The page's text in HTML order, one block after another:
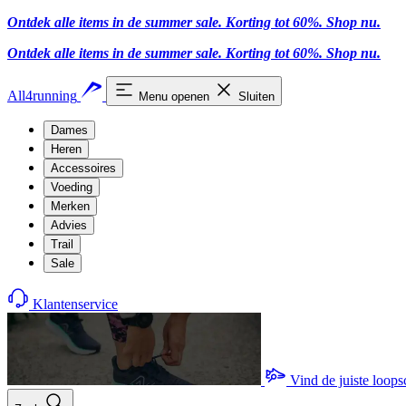
Ontdek alle items in de summer sale. Korting tot 60%. Shop nu.
Ontdek alle items in de summer sale. Korting tot 60%. Shop nu.
All4running Menu openen Sluiten
Dames
Heren
Accessoires
Voeding
Merken
Advies
Trail
Sale
Klantenservice
Vind de juiste